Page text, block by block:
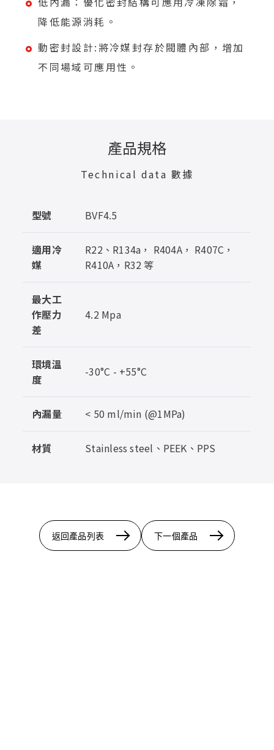
降低能源消耗。
動密封設計:將冷媒封存於閥體內部，增加
不同場域可應用性。
產品規格
Technical data 數據
型號 BVF4.5
適用冷
媒
R22、R134a， R404A， R407C，
R410A，R32 等
最大工
作壓力
差
4.2 Mpa
環境溫
度
-30°C - +55°C
內漏量 < 50 ml/min (@1MPa)
材質 Stainless steel、PEEK、PPS
返回產品列表 下一個產品